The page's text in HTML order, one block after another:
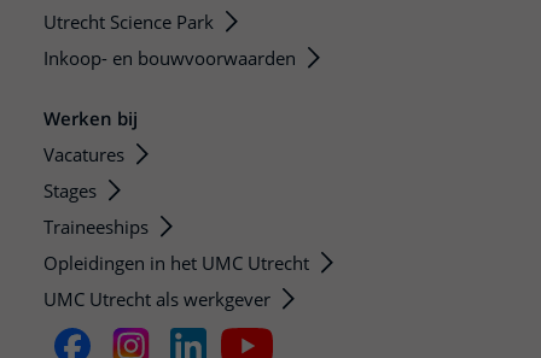
Utrecht Science Park
Inkoop- en bouwvoorwaarden
Werken bij
Vacatures
Stages
Traineeships
Opleidingen in het UMC Utrecht
UMC Utrecht als werkgever